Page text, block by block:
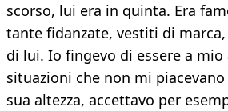
scorso, lui era in quinta. Era
tante fidanzate, vestiti di
di lui. Io fingevo di essere a mio
situazioni che non mi
sua altezza, accettavo per